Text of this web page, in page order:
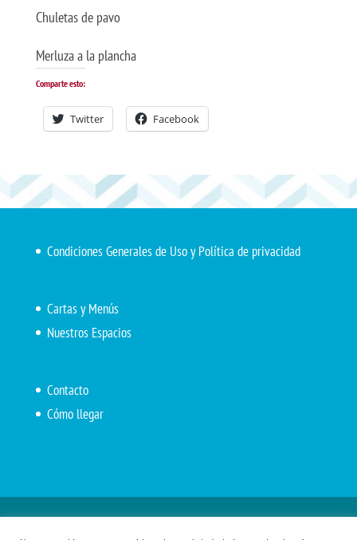
Chuletas de pavo
Merluza a la plancha
Comparte esto:
Twitter Facebook
Condiciones Generales de Uso y Política de privacidad
Cartas y Menús
Nuestros Espacios
Contacto
Cómo llegar